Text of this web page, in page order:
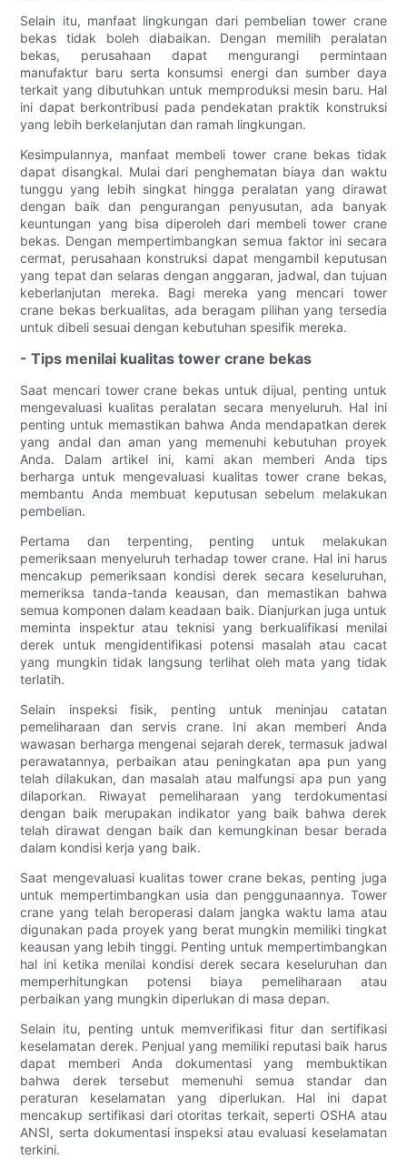
Selain itu, manfaat lingkungan dari pembelian tower crane
bekas tidak boleh diabaikan. Dengan memilih peralatan
bekas, perusahaan dapat mengurangi permintaan
manufaktur baru serta konsumsi energi dan sumber daya
terkait yang dibutuhkan untuk memproduksi mesin baru. Hal
ini dapat berkontribusi pada pendekatan praktik konstruksi
yang lebih berkelanjutan dan ramah lingkungan.
Kesimpulannya, manfaat membeli tower crane bekas tidak
dapat disangkal. Mulai dari penghematan biaya dan waktu
tunggu yang lebih singkat hingga peralatan yang dirawat
dengan baik dan pengurangan penyusutan, ada banyak
keuntungan yang bisa diperoleh dari membeli tower crane
bekas. Dengan mempertimbangkan semua faktor ini secara
cermat, perusahaan konstruksi dapat mengambil keputusan
yang tepat dan selaras dengan anggaran, jadwal, dan tujuan
keberlanjutan mereka. Bagi mereka yang mencari tower
crane bekas berkualitas, ada beragam pilihan yang tersedia
untuk dibeli sesuai dengan kebutuhan spesifik mereka.
- Tips menilai kualitas tower crane bekas
Saat mencari tower crane bekas untuk dijual, penting untuk
mengevaluasi kualitas peralatan secara menyeluruh. Hal ini
penting untuk memastikan bahwa Anda mendapatkan derek
yang andal dan aman yang memenuhi kebutuhan proyek
Anda. Dalam artikel ini, kami akan memberi Anda tips
berharga untuk mengevaluasi kualitas tower crane bekas,
membantu Anda membuat keputusan sebelum melakukan
pembelian.
Pertama dan terpenting, penting untuk melakukan
pemeriksaan menyeluruh terhadap tower crane. Hal ini harus
mencakup pemeriksaan kondisi derek secara keseluruhan,
memeriksa tanda-tanda keausan, dan memastikan bahwa
semua komponen dalam keadaan baik. Dianjurkan juga untuk
meminta inspektur atau teknisi yang berkualifikasi menilai
derek untuk mengidentifikasi potensi masalah atau cacat
yang mungkin tidak langsung terlihat oleh mata yang tidak
terlatih.
Selain inspeksi fisik, penting untuk meninjau catatan
pemeliharaan dan servis crane. Ini akan memberi Anda
wawasan berharga mengenai sejarah derek, termasuk jadwal
perawatannya, perbaikan atau peningkatan apa pun yang
telah dilakukan, dan masalah atau malfungsi apa pun yang
dilaporkan. Riwayat pemeliharaan yang terdokumentasi
dengan baik merupakan indikator yang baik bahwa derek
telah dirawat dengan baik dan kemungkinan besar berada
dalam kondisi kerja yang baik.
Saat mengevaluasi kualitas tower crane bekas, penting juga
untuk mempertimbangkan usia dan penggunaannya. Tower
crane yang telah beroperasi dalam jangka waktu lama atau
digunakan pada proyek yang berat mungkin memiliki tingkat
keausan yang lebih tinggi. Penting untuk mempertimbangkan
hal ini ketika menilai kondisi derek secara keseluruhan dan
memperhitungkan potensi biaya pemeliharaan atau
perbaikan yang mungkin diperlukan di masa depan.
Selain itu, penting untuk memverifikasi fitur dan sertifikasi
keselamatan derek. Penjual yang memiliki reputasi baik harus
dapat memberi Anda dokumentasi yang membuktikan
bahwa derek tersebut memenuhi semua standar dan
peraturan keselamatan yang diperlukan. Hal ini dapat
mencakup sertifikasi dari otoritas terkait, seperti OSHA atau
ANSI, serta dokumentasi inspeksi atau evaluasi keselamatan
terkini.